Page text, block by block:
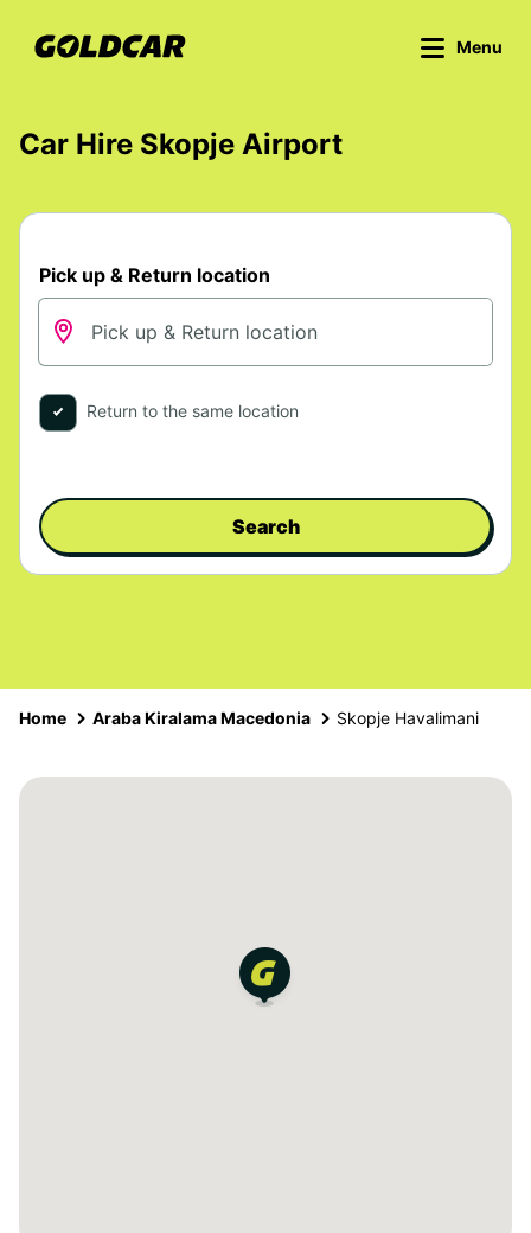
Menu
Car Hire Skopje Airport
Pick up & Return location
Return to the same location
Search
Home Araba Kiralama Macedonia Skopje Havalimani